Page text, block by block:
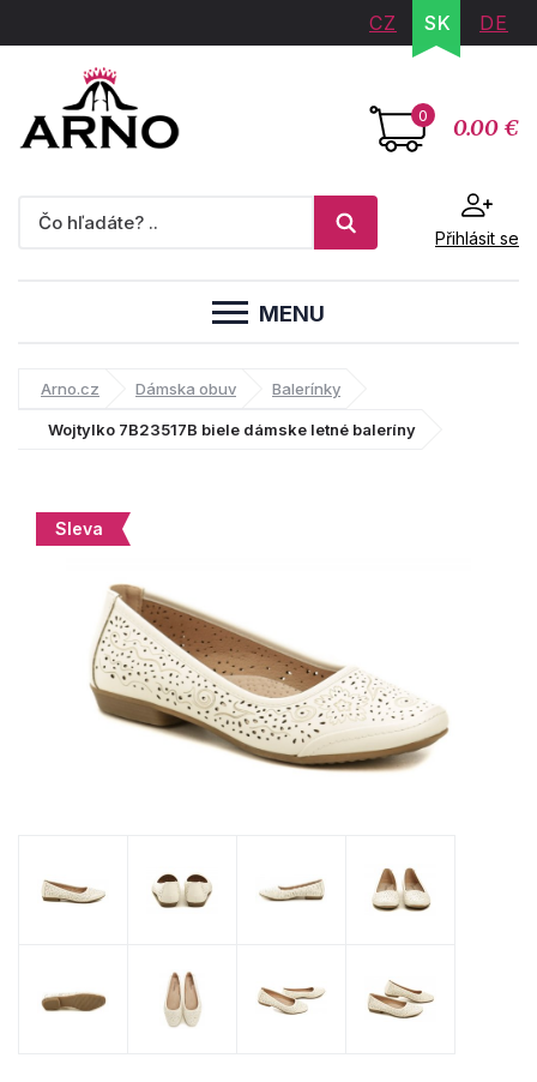
CZ SK DE
0 0.00 €
Přihlásit se
MENU
Arno.cz Dámska obuv Balerínky
Wojtylko 7B23517B biele dámske letné baleríny
Sleva